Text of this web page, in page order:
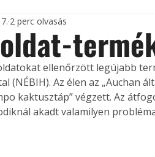
2 perc olvasás
ellenőrzött legújabb
(NÉBIH). Az élen az „Auchan
kaktusztáp” végzett. Az
akadt valamilyen